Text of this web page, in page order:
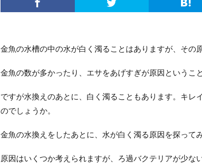
金魚の水槽の中の水が白く濁ることはありますが、その
金魚の数が多かったり、エサをあげすぎが原因というこ
ですが水換えのあとに、白く濁ることもあります。キレ
のでしょうか。
金魚の水換えをしたあとに、水が白く濁る原因を探って
原因はいくつか考えられますが、ろ過バクテリアが少な